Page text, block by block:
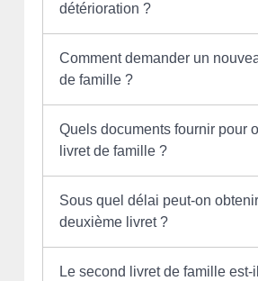
détérioration ?
Comment demander un
de famille ?
Quels documents fournir pour
livret de famille ?
Sous quel délai peut-on
deuxième livret ?
Le second livret de famille est-